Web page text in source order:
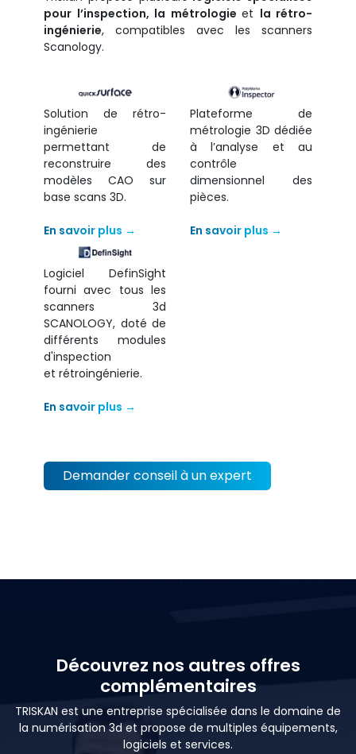
pour l’inspection, la métrologie et la rétro-
ingénierie, compatibles avec les scanners
Scanology.
Solution de rétro-
ingénierie
permettant de
reconstruire des
modèles CAO sur
base scans 3D.
En savoir plus →
Plateforme de
métrologie 3D dédiée
à l’analyse et au
contrôle
dimensionnel des
pièces.
En savoir plus →
Logiciel DefinSight
fourni avec tous les
scanners 3d
SCANOLOGY, doté de
différents modules
d'inspection
et rétroingénierie.
En savoir plus →
Demander conseil à un expert
Découvrez nos autres offres
complémentaires
TRISKAN est une entreprise spécialisée dans le domaine de
la numérisation 3d et propose de multiples équipements,
logiciels et services.